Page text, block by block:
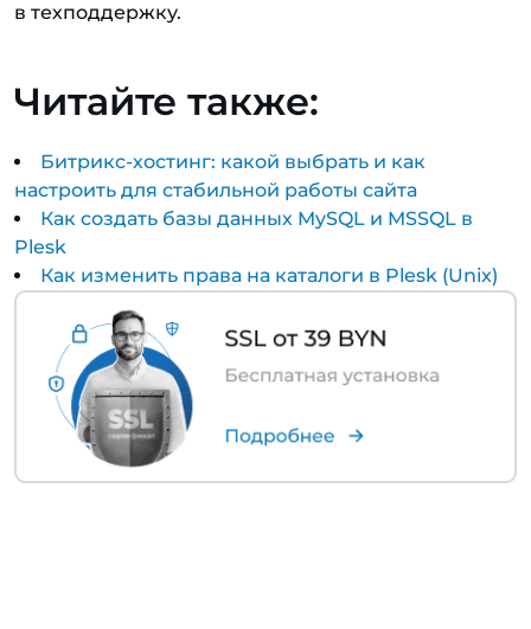
в техподдержку.
Читайте также:
Битрикс-хостинг: какой выбрать и как
настроить для стабильной работы сайта
Как создать базы данных MySQL и MSSQL в
Plesk
Как изменить права на каталоги в Plesk (Unix)